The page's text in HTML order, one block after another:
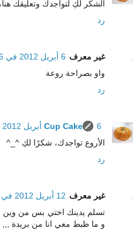
الشكر لكِ لتواجدك وتعليقك
رد
غير معرف 6 أبريل 2012 في 11:56 ص
واو بصراحة روعة
رد
Cup Cake
6 أبريل 2012 في 12:14 م
الأروع تواجدك، شكرًا لكِ ^_^
رد
غير معرف 12 أبريل 2012 في 3:12 م
تسلم يدينك اختي بس من وين
و ما ظبط معي انا من بريدة